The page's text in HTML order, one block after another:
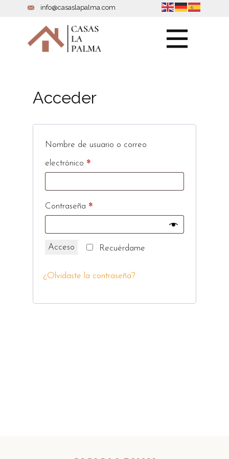
info@casaslapalma.com
Acceder
Nombre de usuario o correo
electrónico *
Contraseña *
Recuérdame
Acceso
¿Olvidaste la contraseña?